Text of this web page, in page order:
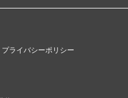
プライバシーポリシー